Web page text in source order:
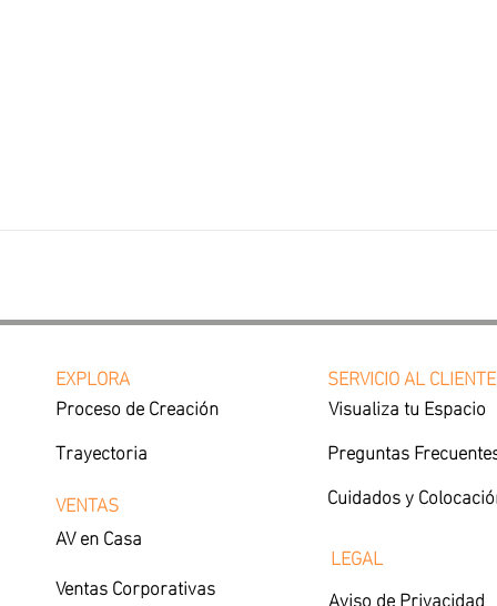
EXPLORA
Proceso de Creación
Trayectoria
VENTAS
AV en Casa
Ventas Corporativas
SERVICIO AL CLIENTE
Visualiza tu Espacio
Preguntas
Cuidados y
LEGAL
Aviso de Privacidad